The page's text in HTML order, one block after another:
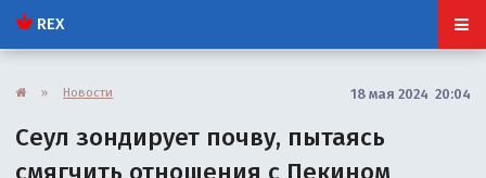
REX
» Новости 18 мая 2024 20:04
Сеул зондирует почву, пытаясь
смягчить отношения с Пекином